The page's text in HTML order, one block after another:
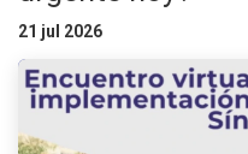
21 jul 2026